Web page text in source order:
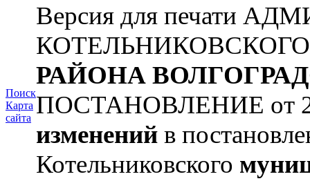
Поиск
Карта
сайта
Версия для печати
РАЙОНА
ПОСТАНОВЛЕНИЕ от
изменений в
Котельниковского